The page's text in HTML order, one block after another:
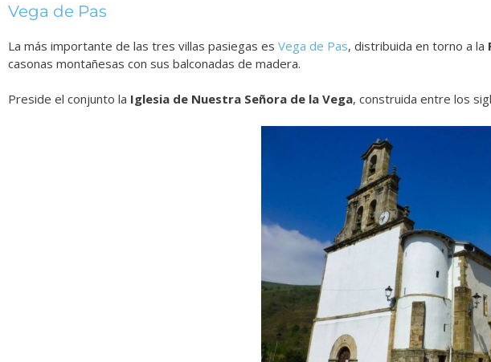
Vega de Pas
La más importante de las tres villas pasiegas es Vega de Pas, distribuida en torno a la
casonas montañesas con sus balconadas de madera.
Preside el conjunto la Iglesia de Nuestra Señora de la Vega, construida entre los